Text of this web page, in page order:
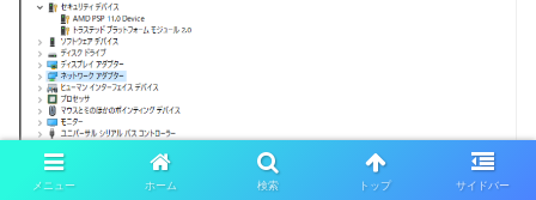
メニュー ホーム 検索 トップ サイドバー